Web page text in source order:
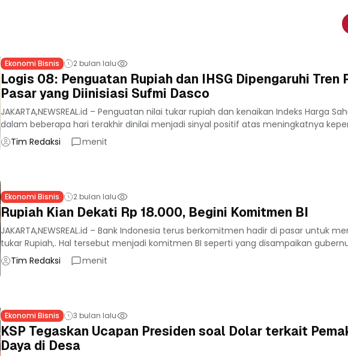
Ekonomi Bisnis 2 bulan lalu
Logis 08: Penguatan Rupiah dan IHSG Dipengaruhi Tren
Pasar yang Diinisiasi Sufmi Dasco
JAKARTA,NEWSREAL.id – Penguatan nilai tukar rupiah dan kenaikan Indeks Harga
dalam beberapa hari terakhir dinilai menjadi sinyal positif atas meningkatnya
Tim Redaksi
menit
Ekonomi Bisnis 2 bulan lalu
Rupiah Kian Dekati Rp 18.000, Begini Komitmen BI
JAKARTA,NEWSREAL.id – Bank Indonesia terus berkomitmen hadir di pasar untuk
tukar Rupiah,. Hal tersebut menjadi komitmen BI seperti yang disampaikan
Tim Redaksi
menit
Ekonomi Bisnis 3 bulan lalu
KSP Tegaskan Ucapan Presiden soal Dolar terkait
Daya di Desa